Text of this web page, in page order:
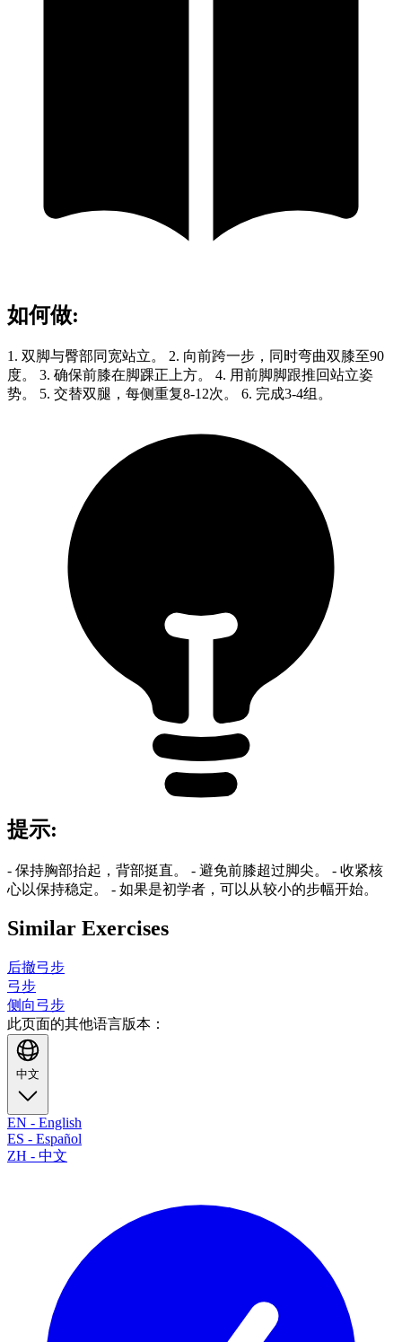
如何做:
1. 双脚与臀部同宽站立。 2. 向前跨一步，同时弯曲双膝至90
度。 3. 确保前膝在脚踝正上方。 4. 用前脚脚跟推回站立姿
势。 5. 交替双腿，每侧重复8-12次。 6. 完成3-4组。
提示:
- 保持胸部抬起，背部挺直。 - 避免前膝超过脚尖。 - 收紧核
心以保持稳定。 - 如果是初学者，可以从较小的步幅开始。
Similar Exercises
后撤弓步
弓步
侧向弓步
此页面的其他语言版本：
中文
EN - English
ES - Español
ZH - 中文